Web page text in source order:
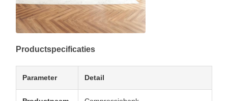
Productspecificaties
Parameter Detail